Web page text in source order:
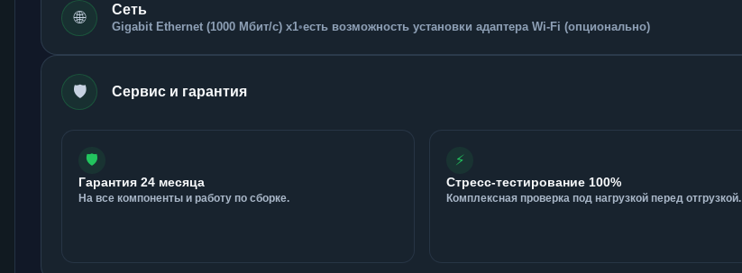
🌐 Сеть
Gigabit Ethernet (1000 Мбит/с) x1•есть возможность установки адаптера Wi-Fi (опционально)
🛡️ Сервис и гарантия
🛡️
Гарантия 24 месяца
На все компоненты и работу по сборке.
⚡
Стресс-тестирование 100%
Комплексная проверка под нагрузкой перед отгрузкой.